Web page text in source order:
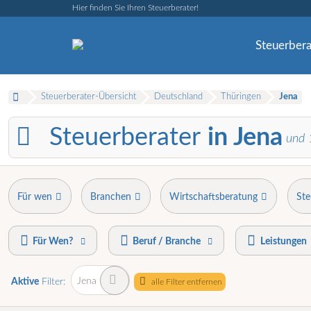
Hier finden Sie Ihren Steuerberater!
Steuerberater-Übersicht Deutschland Thüringen Jena
Steuerberater in Jena und
Für wen Branchen Wirtschaftsberatung
Für Wen? Beruf / Branche Leistungen
Aktive Filter: Jena alle Filter entfernen